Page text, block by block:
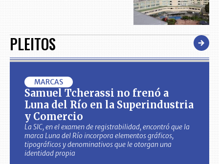
PLEITOS
MARCAS
Samuel Tcherassi no frenó a
Luna del Río en la Superindustria
y Comercio
La SIC, en el examen de registrabilidad, encontró que la
marca Luna del Río incorpora elementos gráficos,
tipográficos y denominativos que le otorgan una
identidad propia